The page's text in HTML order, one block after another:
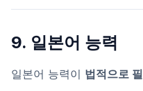
9. 일본어 능력
일본어 능력이 법적으로